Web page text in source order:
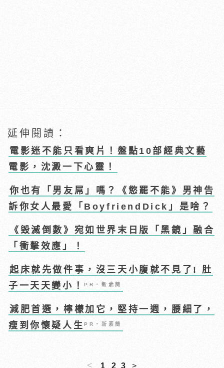
延伸閱讀：
電影迷不能只看爽片！盤點10部經典文藝
電影，沈澱一下心靈！
你也有「男友屌」嗎？《慾罷不能》男神告
訴你女人最愛「BoyfriendDick」是啥？
《毀滅倒數》宛如世界末日版「黑鏡」融合
「衝擊效應」！
起床就先做件事，沒三天小腹就不見了! 肚
子一天天變小！PR・新素簡
減肥首選，檸檬加它，堅持一週，腰細了，
瘦到你懷疑人生PR・新素簡
< 1 2 3 >